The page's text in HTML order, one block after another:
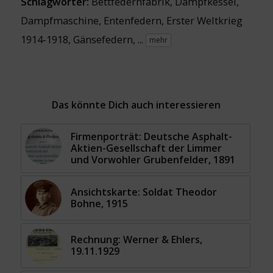
Dampfmaschine, Entenfedern, Erster Weltkrieg
1914-1918, Gänsefedern, ... mehr
Das könnte Dich auch interessieren
Firmenporträt: Deutsche Asphalt-
Aktien-Gesellschaft der Limmer
und Vorwohler Grubenfelder, 1891
Ansichtskarte: Soldat Theodor
Bohne, 1915
Rechnung: Werner & Ehlers,
19.11.1929